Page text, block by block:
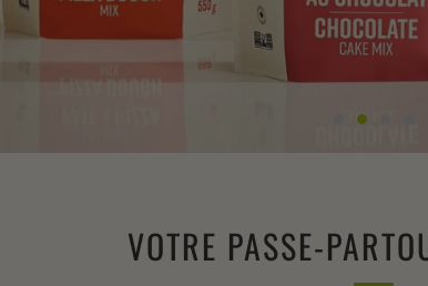
VOTRE PASSE-